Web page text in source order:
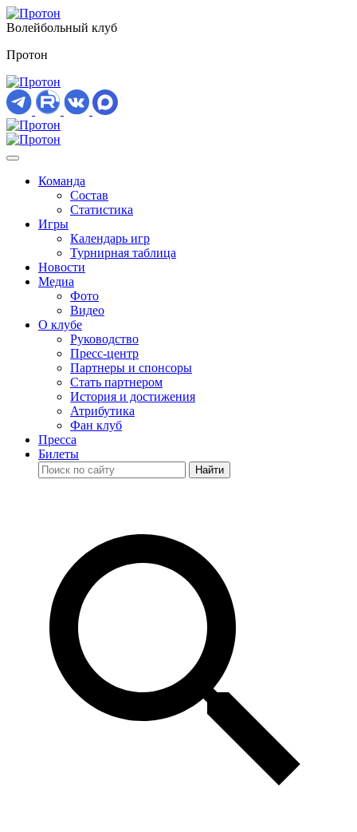
Волейбольный клуб
Протон
Команда
Состав
Статистика
Игры
Календарь игр
Турнирная таблица
Новости
Медиа
Фото
Видео
О клубе
Руководство
Пресс-центр
Партнеры и спонсоры
Стать партнером
История и достижения
Атрибутика
Фан клуб
Пресса
Билеты
Найти